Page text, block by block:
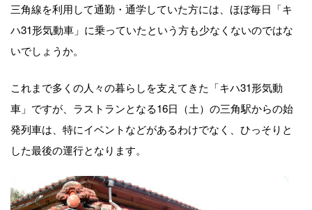
三角線を利用して通勤・通学していた方には、ほぼ毎日「キ
ハ31形気動車」に乗っていたという方も少なくないのではな
いでしょうか。
これまで多くの人々の暮らしを支えてきた「キハ31形気動
車」ですが、ラストランとなる16日（土）の三角駅からの始
発列車は、特にイベントなどがあるわけでなく、ひっそりと
した最後の運行となります。